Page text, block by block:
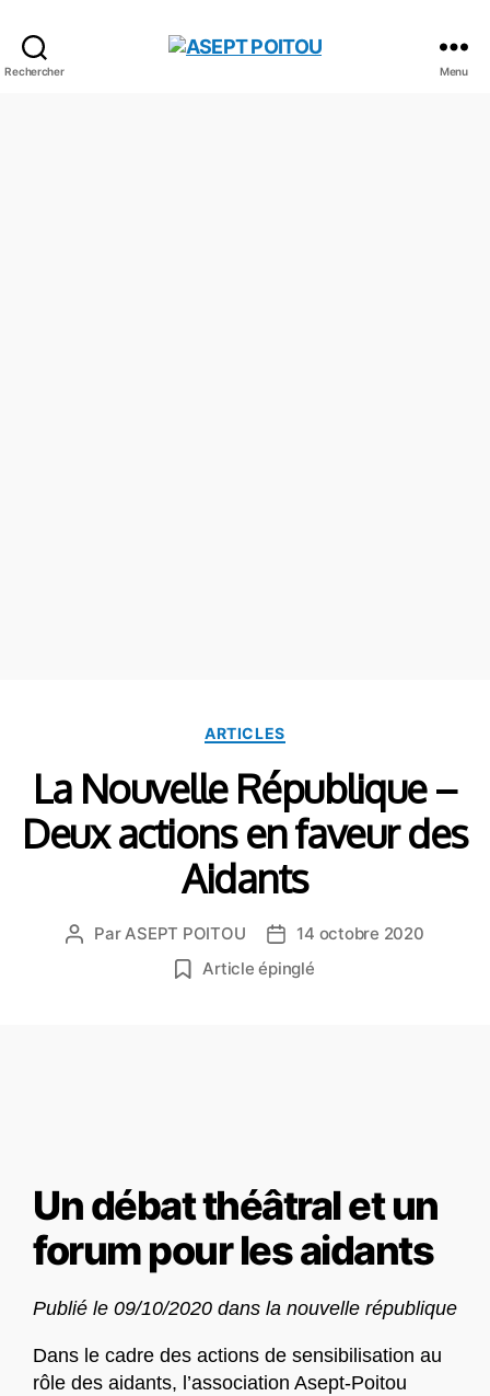
Rechercher Menu
ARTICLES
La Nouvelle République –
Deux actions en faveur des
Aidants
ParASEPT POITOU
14 octobre 2020
Article épinglé
Un débat théâtral et un
forum pour les aidants
Publié le 09/10/2020 dans la nouvelle république
Dans le cadre des actions de sensibilisation au
rôle des aidants, l’association Asept-Poitou